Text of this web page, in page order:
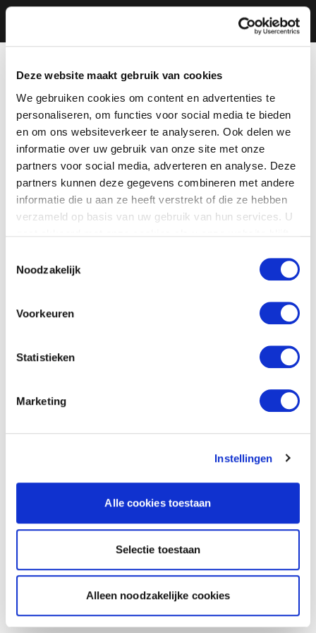
Deze website maakt gebruik van cookies
We gebruiken cookies om content en advertenties te
personaliseren, om functies voor social media te bieden
en om ons websiteverkeer te analyseren. Ook delen we
informatie over uw gebruik van onze site met onze
partners voor social media, adverteren en analyse. Deze
partners kunnen deze gegevens combineren met andere
informatie die u aan ze heeft verstrekt of die ze hebben
verzameld op basis van uw gebruik van hun services. U
Noodzakelijk
Voorkeuren
Statistieken
Marketing
Instellingen
Alle cookies toestaan
Selectie toestaan
Alleen noodzakelijke cookies